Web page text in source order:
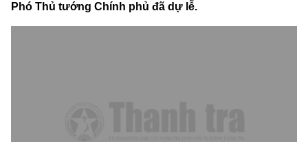
Phó Thủ tướng Chính phủ đã dự lễ.